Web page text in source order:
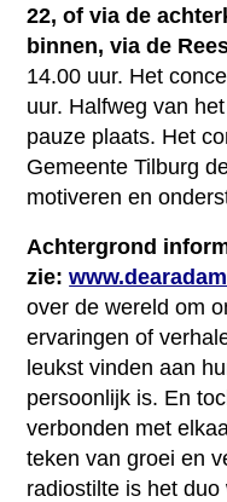
22, of via de
binnen, via de
14.00 uur. Het
uur. Halfweg van
pauze plaats. Het
Gemeente Tilburg
motiveren en
Achtergrond
zie:
over de wereld om
ervaringen of
leukst vinden aan
persoonlijk is. En
verbonden met
teken van groei en
radiostilte is het